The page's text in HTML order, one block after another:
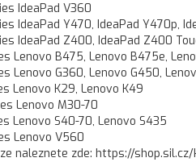
IdeaPad V360
IdeaPad Y470, IdeaPad Y470p,
IdeaPad Z400, IdeaPad Z400
Lenovo B475, Lenovo B475e,
Lenovo G360, Lenovo G450,
Lenovo K29, Lenovo K49
Lenovo M30-70
Lenovo S40-70, Lenovo S435
Lenovo V560
naleznete zde: https://